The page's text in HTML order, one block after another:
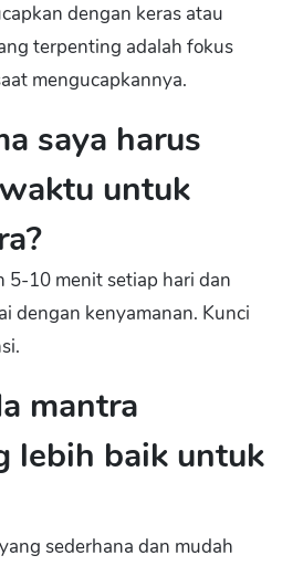
dengan keras atau
terpenting adalah fokus
mengucapkannya.
saya harus
untuk
5-10 menit setiap hari dan
dengan kenyamanan. Kunci
mantra
lebih baik untuk
sederhana dan mudah